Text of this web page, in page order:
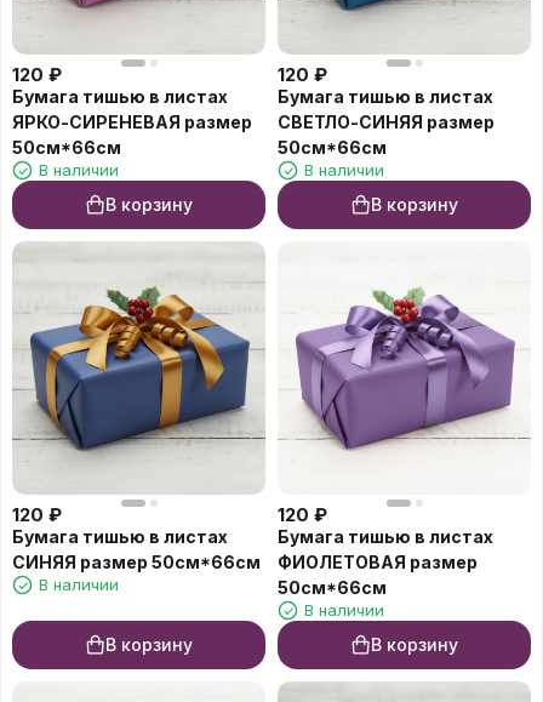
120 ₽
Бумага тишью в листах
ЯРКО-СИРЕНЕВАЯ размер
50см*66см
В наличии
В корзину
120 ₽
Бумага тишью в листах
СВЕТЛО-СИНЯЯ размер
50см*66см
В наличии
В корзину
120 ₽
Бумага тишью в листах
СИНЯЯ размер 50см*66см
В наличии
В корзину
120 ₽
Бумага тишью в листах
ФИОЛЕТОВАЯ размер
50см*66см
В наличии
В корзину